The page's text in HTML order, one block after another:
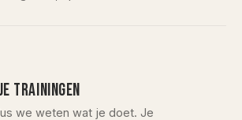
TRAININGEN
we weten wat je doet. Je